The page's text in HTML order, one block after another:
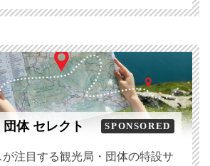
体 セレクト SPONSORED
が注目する観光局・団体の特設サ